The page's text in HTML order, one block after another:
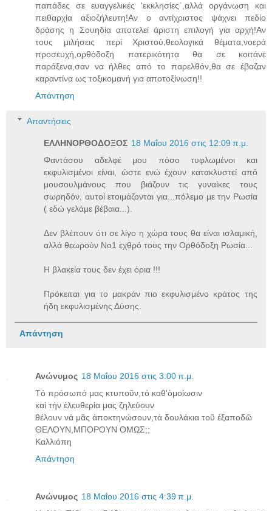
παπάδες σε ευαγγελικές 'εκκλησίες΄,αλλά οργάνωση και
πειθαρχία αξιοζήλευτη!Αν ο αντίχριστος ψάχνει πεδίο
δράσης η Σουηδία αποτελεί άριστη επιλογή για αρχή!Αν
τους μιλήσεις περί Χριστού,θεολογικά θέματα,νοερά
προσευχή,ορθόδοξη πατερικότητα θα σε κοιτάνε
παράξενα,σαν να ήλθες από το παρελθόν,θα σε έβαζαν
καραντίνα ως τοξικομανή για αποτοξίνωση!!
Απάντηση
Απαντήσεις
ΕΛΛΗΝΟΡΘΟΔΟΞΟΣ 18 Μαΐου 2016 στις 12:09 π.μ.
Φαντάσου αδελφέ μου πόσο τυφλωμένοι και
εκφυλισμένοι είναι, ώστε ενώ έχουν κατακλυστεί από
μουσουλμάνους που βιάζουν τις γυναίκες τους
σωρηδόν, αυτοί ετοιμάζονται για...πόλεμο με την Ρωσία
( εδώ γελάμε βέβαια...).
Δεν βλέπουν ότι σε λίγο η χώρα τους θα είναι ισλαμική,
αλλά θεωρούν Νο1 εχθρό τους την Ορθόδοξη Ρωσία...
Η βλακεία τους δεν έχει όρια !!!
Πρόκειται για το μακράν πιο εκφυλισμένο κράτος της
ήδη εκφυλισμένης Δύσης.
Απάντηση
Ανώνυμος 18 Μαΐου 2016 στις 3:00 π.μ.
Τὀ πρόσωπό μας κτυποῦν,τό καθ'ὁμοίωσιν
καί τήν ἐλευθερία μας ζηλεύουν
θέλουν νά μᾶς ἀποκτηνώσουν,τά δουλάκια τοῦ ἐξαποδῶ
ΘΕΛΟΥΝ,ΜΠΟΡΟΥΝ ΟΜΩΣ;;
Καλλιόπη
Απάντηση
Ανώνυμος 18 Μαΐου 2016 στις 4:39 π.μ.